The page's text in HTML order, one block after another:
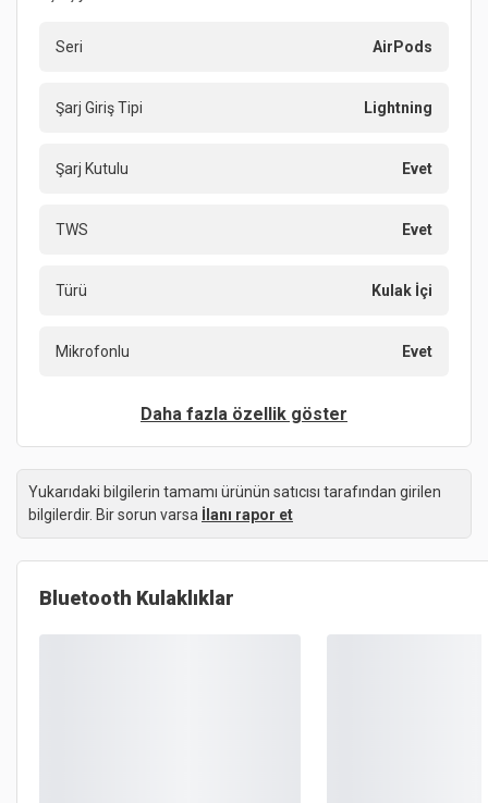
Seri AirPods
Şarj Giriş Tipi Lightning
Şarj Kutulu Evet
TWS Evet
Türü Kulak İçi
Mikrofonlu Evet
Daha fazla özellik göster
Yukarıdaki bilgilerin tamamı ürünün satıcısı tarafından girilen
bilgilerdir. Bir sorun varsa İlanı rapor et
Bluetooth Kulaklıklar